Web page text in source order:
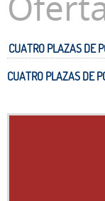
CUATRO PLAZAS DE
CUATRO PLAZAS DE